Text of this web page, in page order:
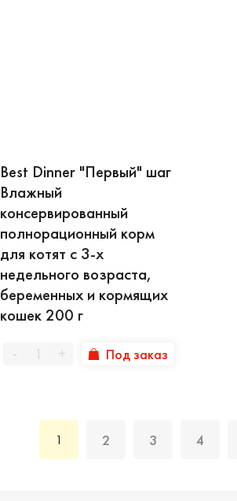
Best Dinner "Первый" шаг
Влажный
консервированный
полнорационный корм
для котят с 3-х
недельного возраста,
беременных и кормящих
кошек 200 г
- + Под заказ
1 2 3 4